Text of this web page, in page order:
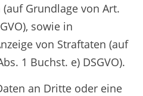
Grundlage von Art.
sowie in
von Straftaten (auf
1 Buchst. e) DSGVO).
an Dritte oder eine